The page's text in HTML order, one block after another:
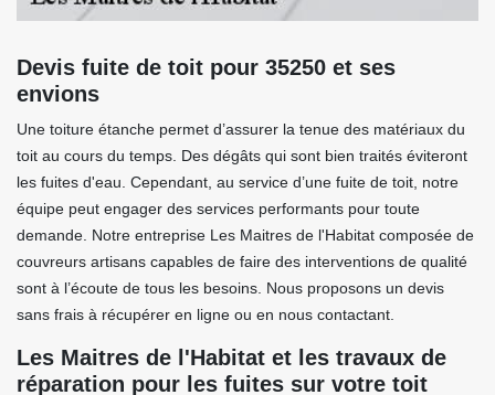
Devis fuite de toit pour 35250 et ses
envions
Une toiture étanche permet d’assurer la tenue des matériaux du
toit au cours du temps. Des dégâts qui sont bien traités éviteront
les fuites d'eau. Cependant, au service d’une fuite de toit, notre
équipe peut engager des services performants pour toute
demande. Notre entreprise Les Maitres de l'Habitat composée de
couvreurs artisans capables de faire des interventions de qualité
sont à l’écoute de tous les besoins. Nous proposons un devis
sans frais à récupérer en ligne ou en nous contactant.
Les Maitres de l'Habitat et les travaux de
réparation pour les fuites sur votre toit